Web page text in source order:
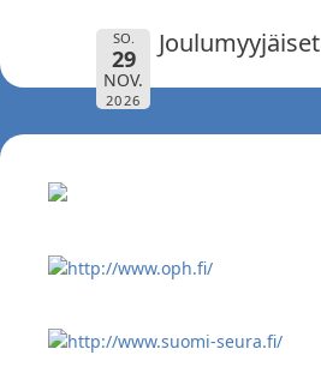
SO.
29
NOV.
2026
Joulumyyjäiset